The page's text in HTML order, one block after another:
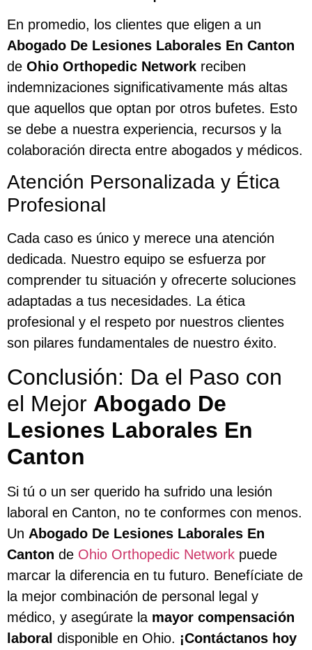
En promedio, los clientes que eligen a un
Abogado De Lesiones Laborales En Canton
de Ohio Orthopedic Network reciben
indemnizaciones significativamente más altas
que aquellos que optan por otros bufetes. Esto
se debe a nuestra experiencia, recursos y la
colaboración directa entre abogados y médicos.
Atención Personalizada y Ética
Profesional
Cada caso es único y merece una atención
dedicada. Nuestro equipo se esfuerza por
comprender tu situación y ofrecerte soluciones
adaptadas a tus necesidades. La ética
profesional y el respeto por nuestros clientes
son pilares fundamentales de nuestro éxito.
Conclusión: Da el Paso con
el Mejor Abogado De
Lesiones Laborales En
Canton
Si tú o un ser querido ha sufrido una lesión
laboral en Canton, no te conformes con menos.
Un Abogado De Lesiones Laborales En
Canton de Ohio Orthopedic Network puede
marcar la diferencia en tu futuro. Benefíciate de
la mejor combinación de personal legal y
médico, y asegúrate la mayor compensación
laboral disponible en Ohio. ¡Contáctanos hoy